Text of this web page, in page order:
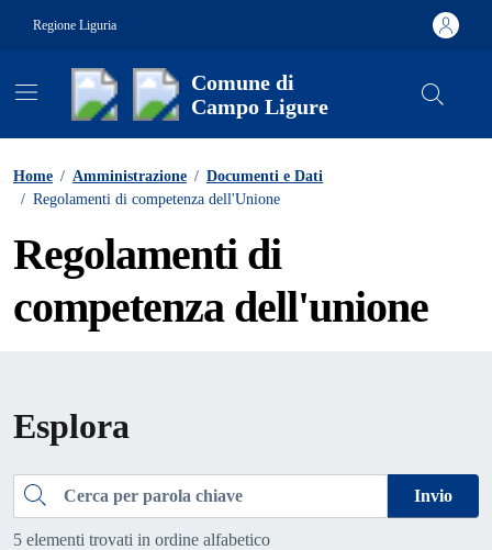
Regione Liguria
Comune di
Campo Ligure
Home / Amministrazione / Documenti e Dati
/ Regolamenti di competenza dell'Unione
Regolamenti di
competenza dell'unione
Esplora
Cerca Invio
5 elementi trovati in ordine alfabetico